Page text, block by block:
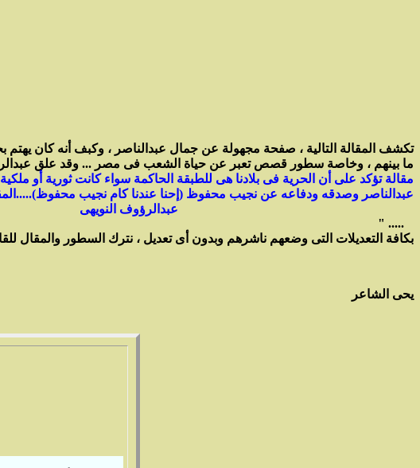
تكشف المقالة التالية ، صفحة مجهولة عن جمال عبدالناصر ، وكبف أنه كان
ما بينهم ، وخاصة سطور قصص تعبر عن حياة الشعب فى مصر ... وقد علق
مقالة تؤكد على أن الحرية فى بلادنا هى للطبقة الحاكمة سواء كانت ثورية أو
عبدالناصر وصدقه ودفاعه عن نجيب محفوظ (إحنا عندنا كام نجيب محفوظ).....المقالة
عبدالرؤوف النويهى
..... "
بكافة التعديلات التى وضعهم ناشرهم وبدون أى تعديل ، نترك السطور والمقال
يحى الشاعر